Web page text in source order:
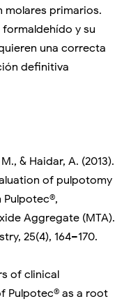
molares primarios.
y su
una correcta
definitiva
& Haidar, A. (2013).
of pulpotomy
Aggregate (MTA).
25(4), 164–170.
of clinical
Pulpotec® as a root